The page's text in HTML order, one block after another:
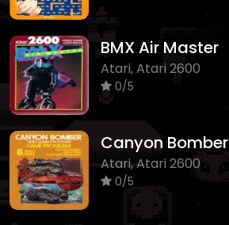
BMX Air Master
Atari, Atari 2600
0/5
Canyon Bomber
Atari, Atari 2600
0/5